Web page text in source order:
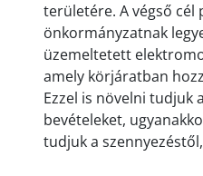
területére. A végső cél
önkormányzatnak
üzemeltetett
amely körjáratban
Ezzel is növelni tudjuk
bevételeket,
tudjuk a